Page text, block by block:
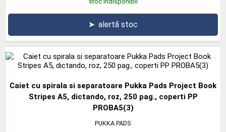
➤ alertă stoc
Caiet cu spirala si separatoare Pukka Pads Project Book
Stripes A5, dictando, roz, 250 pag., coperti PP
PROBA5(3)
PUKKA PADS